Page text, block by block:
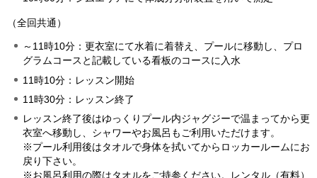
（全回共通）
～11時10分：更衣室にて水着に着替え、プールに移動し、プロ
グラムコースと記載している看板のコースに入水
11時10分：レッスン開始
11時30分：レッスン終了
レッスン終了後はゆっくりプール内ジャグジーで温まってから更
衣室へ移動し、シャワーやお風呂もご利用いただけます。
※プール利用後はタオルで身体を拭いてからロッカールームにお
戻り下さい。
※お風呂利用の際はタオルをご持参ください。レンタル（有料）